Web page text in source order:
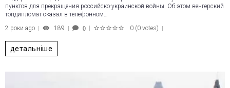
пунктов для прекращения российско-украинской войны. Об этом венгерский
топдипломат сказал в телефонном…
2 роки ago
189 0 0 (0 votes)
детальніше